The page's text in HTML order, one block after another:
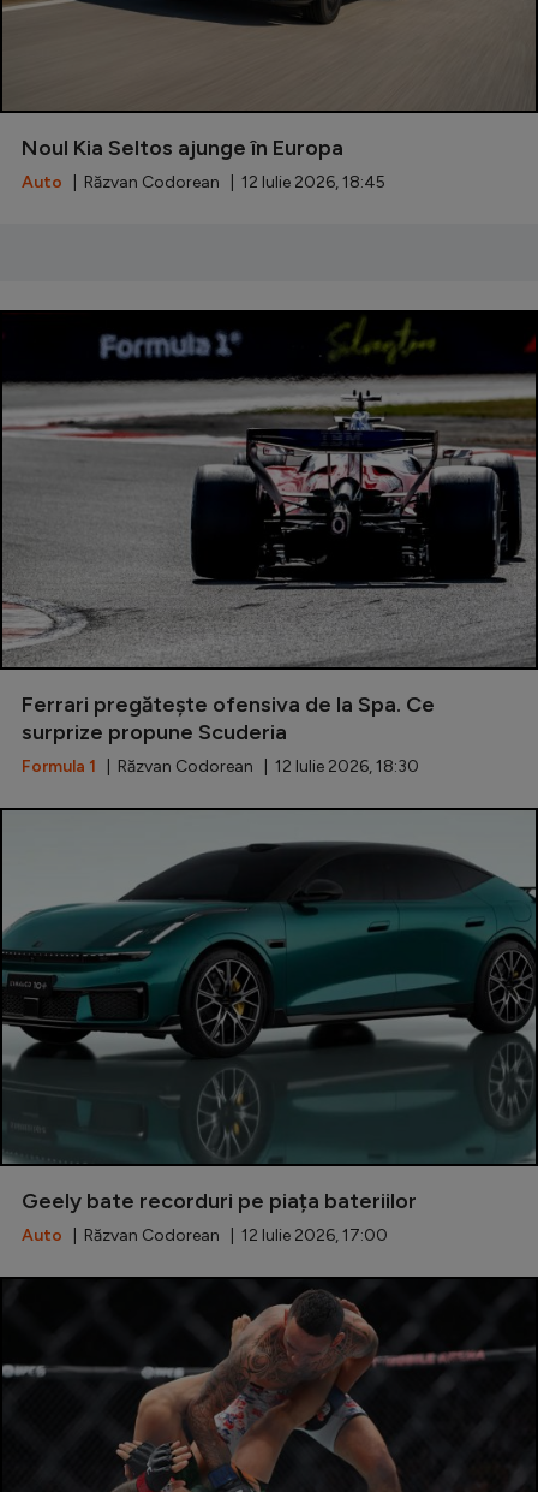
Alte sporturi
JO 2024
Creează cont
Noul Kia Seltos ajunge în Europa
Auto | Răzvan Codorean | 12 Iulie 2026, 18:45
Ferrari pregătește ofensiva de la Spa. Ce
surprize propune Scuderia
Formula 1 | Răzvan Codorean | 12 Iulie 2026, 18:30
Geely bate recorduri pe piața bateriilor
Auto | Răzvan Codorean | 12 Iulie 2026, 17:00